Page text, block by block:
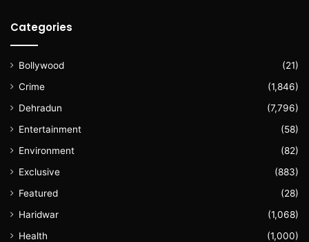
Categories
Bollywood
(21)
Crime
(1,846)
Dehradun
(7,796)
Entertainment
(58)
Environment
(82)
Exclusive
(883)
Featured
(28)
Haridwar
(1,068)
Health
(1,000)